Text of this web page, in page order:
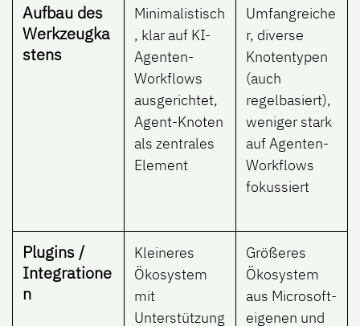
Aufbau des
Werkzeugka
stens
Minimalistisch
, klar auf KI-
Agenten-
Workflows
ausgerichtet,
Agent-Knoten
als zentrales
Element
Umfangreiche
r, diverse
Knotentypen
(auch
regelbasiert),
weniger stark
auf Agenten-
Workflows
fokussiert
Plugins /
Integratione
n
Kleineres
Ökosystem
mit
Unterstützung
Größeres
Ökosystem
aus Microsoft-
eigenen und